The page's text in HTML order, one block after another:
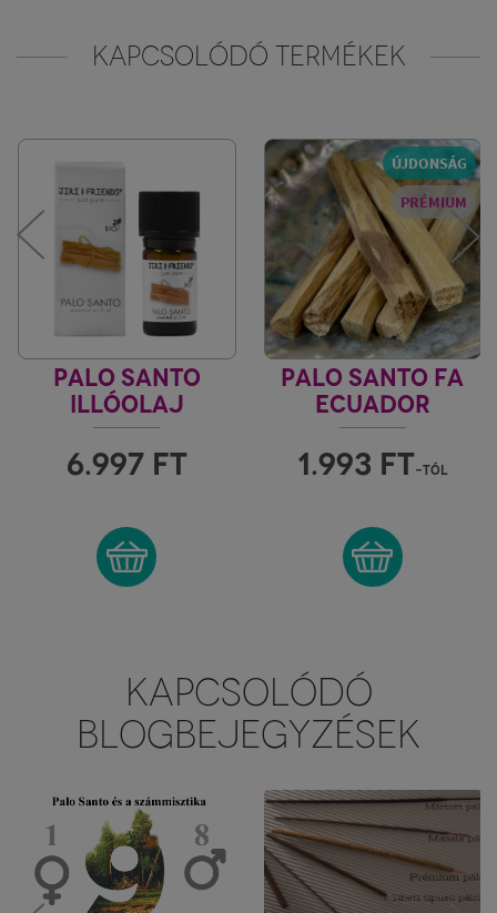
KAPCSOLÓDÓ TERMÉKEK
PALO SANTO
ILLÓOLAJ
JIRI & FRIENDS
6.997 FT
ÚJDONSÁG
PRÉMIUM
PALO SANTO FA
ECUADOR
1.993 FT-tól
KAPCSOLÓDÓ
BLOGBEJEGYZÉSEK